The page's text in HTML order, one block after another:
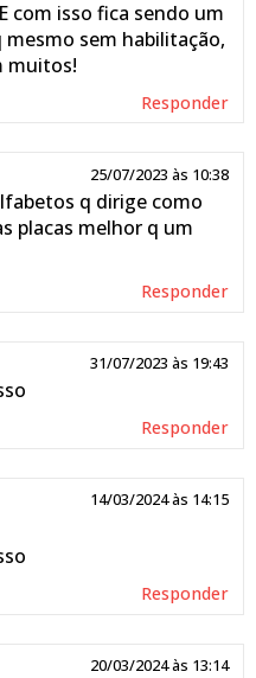
com isso fica sendo um
sem habilitação,
muitos!
Responder
25/07/2023 às 10:38
q dirige como
placas melhor q um
Responder
31/07/2023 às 19:43
Responder
14/03/2024 às 14:15
Responder
20/03/2024 às 13:14